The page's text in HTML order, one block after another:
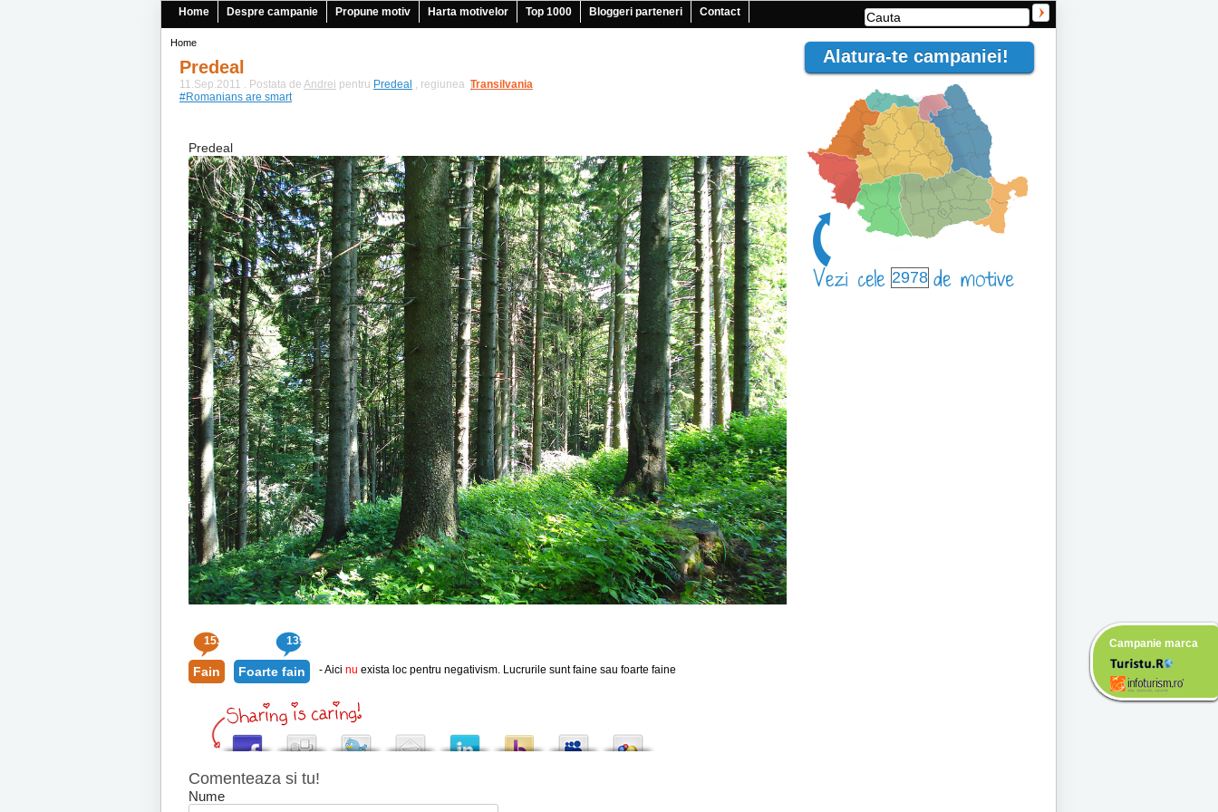
Campanie marca
Home Despre campanie Propune motiv Harta motivelor Top 1000 Bloggeri parteneri Contact
Home
Predeal
11.Sep.2011 . Postata de Andrei pentru Predeal , regiunea Transilvania
|
#Romanians are smart
Predeal
153 139
Fain Foarte fain - Aici nu exista loc pentru negativism. Lucrurile sunt faine sau foarte faine
Comenteaza si tu!
Nume
Alatura-te campaniei!
2978